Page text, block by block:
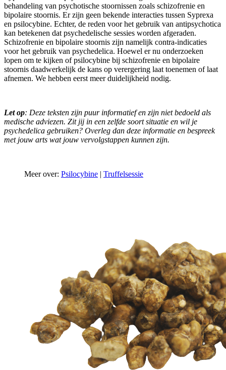
behandeling van psychotische stoornissen zoals schizofrenie en
bipolaire stoornis. Er zijn geen bekende interacties tussen Syprexa
en psilocybine. Echter, de reden voor het gebruik van antipsychotica
kan betekenen dat psychedelische sessies worden afgeraden.
Schizofrenie en bipolaire stoornis zijn namelijk contra-indicaties
voor het gebruik van psychedelica. Hoewel er nu onderzoeken
lopen om te kijken of psilocybine bij schizofrenie en bipolaire
stoornis daadwerkelijk de kans op verergering laat toenemen of laat
afnemen. We hebben eerst meer duidelijkheid nodig.
Let op: Deze teksten zijn puur informatief en zijn niet bedoeld als
medische adviezen. Zit jij in een zelfde soort situatie en wil je
psychedelica gebruiken? Overleg dan deze informatie en bespreek
met jouw arts wat jouw vervolgstappen kunnen zijn.
Meer over: Psilocybine | Truffelsessie